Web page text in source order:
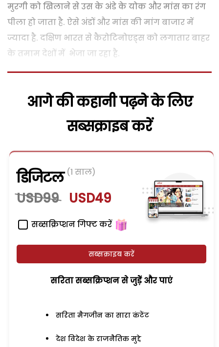
मुरगी को खिलाने से उस के अंडे के योक और मांस का रंग
पीला हो जाता है. ऐसे अंडों और मांस की मांग बाजार में
ज्यादा है. दक्षिण भारत से कैरोटिनोएड्स को लगातार बाहर
के तमाम देशों में भेजा जा रहा है.
आगे की कहानी पढ़ने के लिए
सब्सक्राइब करें
डिजिटल (1 साल)
USD99 USD49
सब्सक्रिप्शन गिफ्ट करें
सब्सक्राइब करें
सरिता सब्सक्रिप्शन से जुड़ेें और पाएं
सरिता मैगजीन का सारा कंटेंट
देश विदेश के राजनैतिक मुद्दे